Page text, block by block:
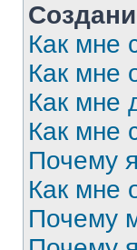
Как мне
Как мне
Как мне
Как мне
Почему
Как мне
Почему